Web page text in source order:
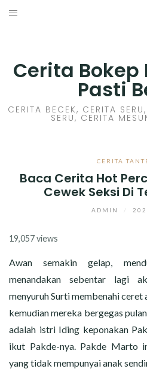
Skip
Cerita Bokep
Pasti
CERITA BECEK, CERITA
SERU, CERITA
CERITA
Baca Cerita Hot
Cewek Seksi Di
ADMIN
19,057 views
Awan semakin gelap,
menandakan sebentar lagi
menyuruh Surti membenahi ceret
kemudian mereka bergegas
adalah istri Iding keponakan
ikut Pakde-nya. Pakde Marto
yang tidak mempunyai anak
CERITA SEX HOT
CERITA SKANDAL
CERITA BASAH
CERITA NAKAL
CERITA SEMPROT
CERITA SPERMA